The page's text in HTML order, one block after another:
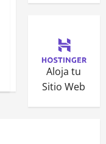
Aloja tu
Sitio Web